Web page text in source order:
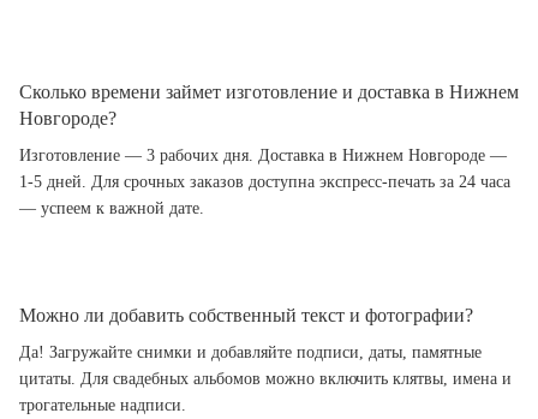
Сколько времени займет изготовление и доставка в Нижнем
Новгороде?
Изготовление — 3 рабочих дня. Доставка в Нижнем Новгороде —
1-5 дней. Для срочных заказов доступна экспресс-печать за 24 часа
— успеем к важной дате.
Можно ли добавить собственный текст и фотографии?
Да! Загружайте снимки и добавляйте подписи, даты, памятные
цитаты. Для свадебных альбомов можно включить клятвы, имена и
трогательные надписи.